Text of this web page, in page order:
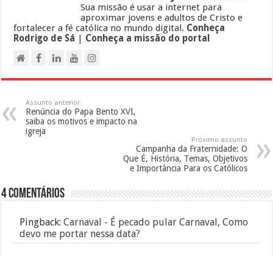
Sua missão é usar a internet para
aproximar jovens e adultos de Cristo e
fortalecer a fé católica no mundo digital. Conheça
Rodrigo de Sá | Conheça a missão do portal
Assunto anterior
Renúncia do Papa Bento XVI,
saiba os motivos e impacto na
igreja
Próximo assunto
Campanha da Fraternidade: O
Que É, História, Temas, Objetivos
e Importância Para os Católicos
4 Comentários
Pingback:Carnaval - É pecado pular Carnaval, Como
devo me portar nessa data?